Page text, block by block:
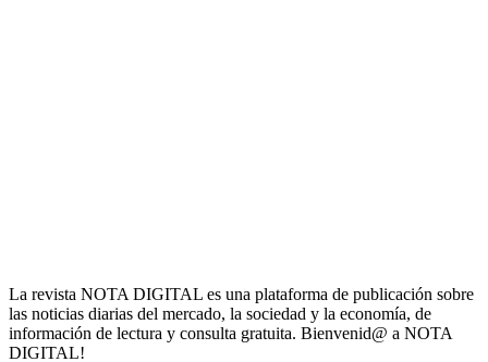
La revista NOTA DIGITAL es una plataforma de publicación sobre
las noticias diarias del mercado, la sociedad y la economía, de
información de lectura y consulta gratuita. Bienvenid@ a NOTA
DIGITAL!